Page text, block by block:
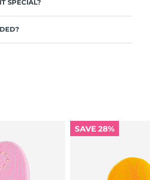
SPECIAL?
skin.
trapped deep within pores –
touchpoints gently exfoliate dead skin
and lightweight design, with
routines.
SAVE 28%